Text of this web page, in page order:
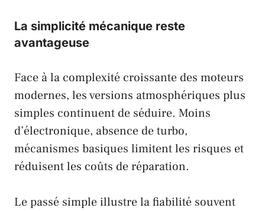
La simplicité mécanique reste
avantageuse
Face à la complexité croissante des moteurs
modernes, les versions atmosphériques plus
simples continuent de séduire. Moins
d’électronique, absence de turbo,
mécanismes basiques limitent les risques et
réduisent les coûts de réparation.
Le passé simple illustre la fiabilité souvent